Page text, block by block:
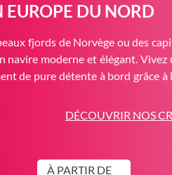
EUROPE DU NORD
fjords de Norvège ou des
navire moderne et élégant. Vivez
de pure détente à bord grâce à
DÉCOUVRIR NOS
À PARTIR DE